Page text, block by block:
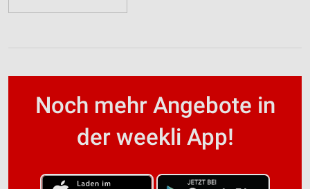
Noch mehr Angebote in
der weekli App!